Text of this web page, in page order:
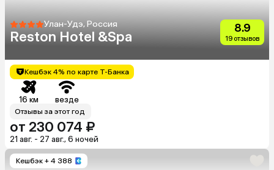
Улан-Удэ, Россия
Reston Hotel &Spa
8.9
19 отзывов
Кешбэк 4% по карте Т-Банка
16 км везде
Отзывы за этот год
от 230 074 ₽
21 авг. - 27 авг., 6 ночей
Кешбэк + 4 388